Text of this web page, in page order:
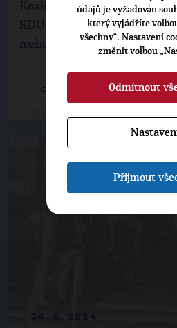
Koalice SPOLU pro Liberecký
KDU-ČSL) se obrátí na
rozhodl o tom, zda mohou
CELÝ ČLÁNEK
údajů je vyžadován
který vyjádříte
všechny“. Nastavení
změnit volbou
Odmítnout
Přijmout